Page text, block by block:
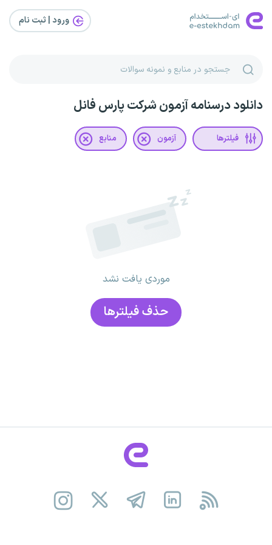
ورود | ثبت‌ نام
دانلود درسنامه آزمون شرکت پارس فانل
فیلترها آزمون منابع
موردی یافت نشد
حذف فیلتر‌ها